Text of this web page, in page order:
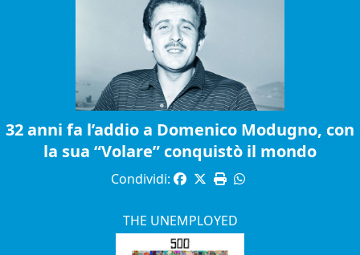
32 anni fa l’addio a Domenico Modugno, con
la sua “Volare” conquistò il mondo
Condividi:
THE UNEMPLOYED